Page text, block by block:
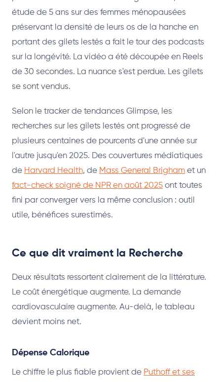
étude de 5 ans sur des femmes ménopausées
préservant la densité de leurs os de la hanche en
portant des gilets lestés a fait le tour des podcasts
sur la longévité. La vidéo a été découpée en Reels
de 30 secondes. La nuance s'est perdue. Les gilets
se sont vendus.
Selon le tracker de tendances Glimpse, les
recherches sur les gilets lestés ont progressé de
plusieurs centaines de pourcents d'une année sur
l'autre jusqu'en 2025. Des couvertures médiatiques
de Harvard Health, de Mass General Brigham et un
fact-check soigné de NPR en août 2025 ont toutes
fini par converger vers la même conclusion : outil
utile, bénéfices surestimés.
Ce que dit vraiment la Recherche
Deux résultats ressortent clairement de la littérature.
Le coût énergétique augmente. La demande
cardiovasculaire augmente. Au-delà, le tableau
devient moins net.
Dépense Calorique
Le chiffre le plus fiable provient de Puthoff et ses